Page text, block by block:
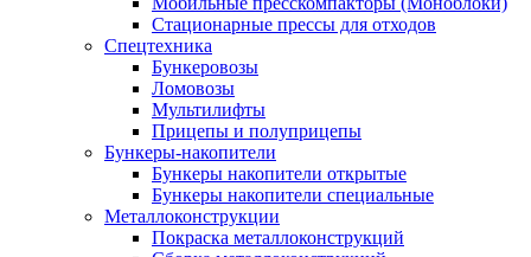
Стационарные прессы для отходов
Спецтехника
Бункеровозы
Ломовозы
Мультилифты
Прицепы и полуприцепы
Бункеры-накопители
Бункеры накопители открытые
Бункеры накопители специальные
Металлоконструкции
Покраска металлоконструкций